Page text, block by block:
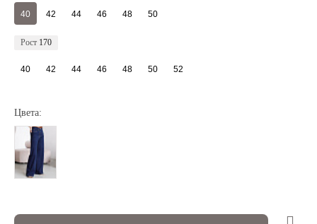
40 42 44 46 48 50
Рост 170
40 42 44 46 48 50 52
Цвета: